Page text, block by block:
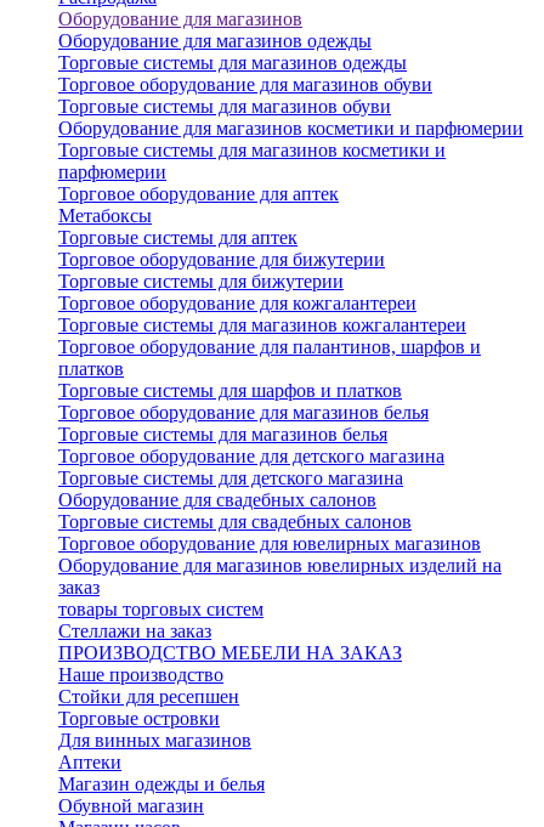
Оборудование для магазинов
Оборудование для магазинов одежды
Торговые системы для магазинов одежды
Торговое оборудование для магазинов обуви
Торговые системы для магазинов обуви
Оборудование для магазинов косметики и парфюмерии
Торговые системы для магазинов косметики и
парфюмерии
Торговое оборудование для аптек
Метабоксы
Торговые системы для аптек
Торговое оборудование для бижутерии
Торговые системы для бижутерии
Торговое оборудование для кожгалантереи
Торговые системы для магазинов кожгалантереи
Торговое оборудование для палантинов, шарфов и
платков
Торговые системы для шарфов и платков
Торговое оборудование для магазинов белья
Торговые системы для магазинов белья
Торговое оборудование для детского магазина
Торговые системы для детского магазина
Оборудование для свадебных салонов
Торговые системы для свадебных салонов
Торговое оборудование для ювелирных магазинов
Оборудование для магазинов ювелирных изделий на
заказ
товары торговых систем
Стеллажи на заказ
ПРОИЗВОДСТВО МЕБЕЛИ НА ЗАКАЗ
Наше производство
Стойки для ресепшен
Торговые островки
Для винных магазинов
Аптеки
Магазин одежды и белья
Обувной магазин